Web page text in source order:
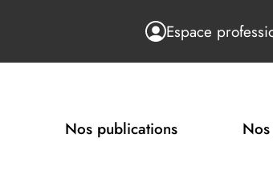
Espace
Nos publications